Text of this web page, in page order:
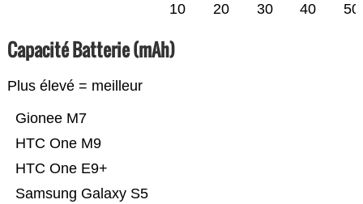
10 20 30 40 50
Capacité Batterie (mAh)
Plus élevé = meilleur
Samsung Galaxy S5
HTC One E9+
HTC One M9
Gionee M7